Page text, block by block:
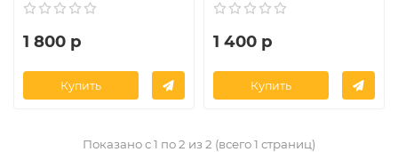
1 800 р
Купить
1 400 р
Купить
Показано с 1 по 2 из 2 (всего 1 страниц)